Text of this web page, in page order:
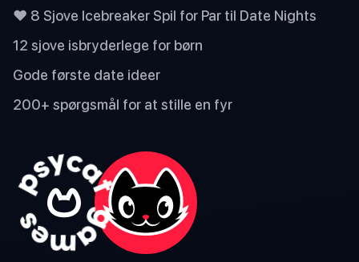
❤️ 8 Sjove Icebreaker Spil for Par til Date Nights
12 sjove isbryderlege for børn
Gode første date ideer
200+ spørgsmål for at stille en fyr